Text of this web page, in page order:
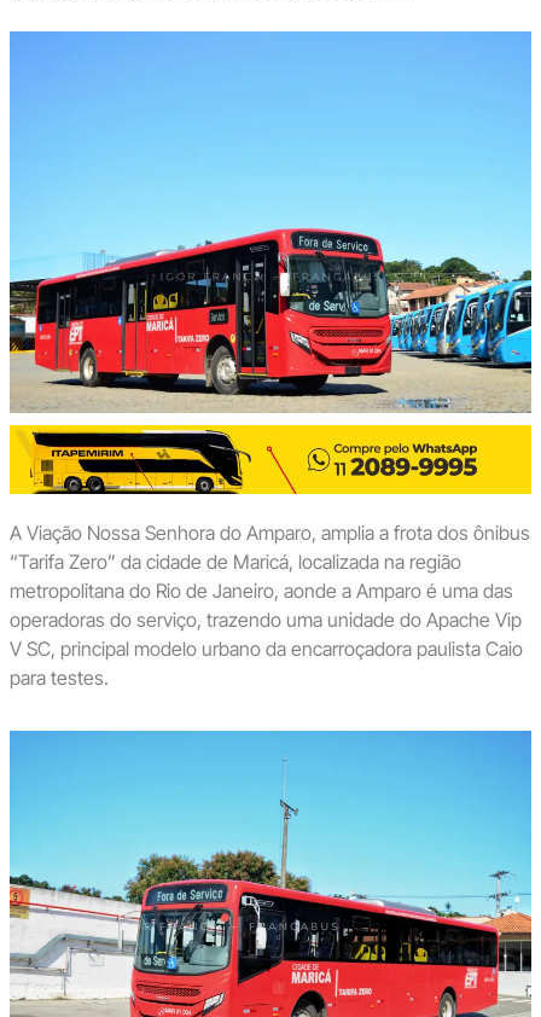
A Viação Nossa Senhora do Amparo, amplia a frota dos ônibus
“Tarifa Zero” da cidade de Maricá, localizada na região
metropolitana do Rio de Janeiro, aonde a Amparo é uma das
operadoras do serviço, trazendo uma unidade do Apache Vip
V SC, principal modelo urbano da encarroçadora paulista Caio
para testes.